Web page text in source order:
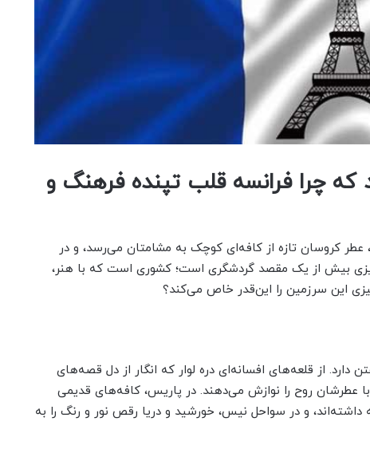
که چرا فرانسه قلب تپنده فرهنگ و
کروسان تازه از کافه‌ای کوچک به مشامتان می‌رسد، و در
بیش از یک مقصد گردشگری است؛ کشوری است که با هنر،
این سرزمین را این‌قدر خاص می‌کند؟
از قلعه‌های افسانه‌ای دره لوار که انگار از دل قصه‌های
عطرشان روح را نوازش می‌دهند. در پاریس، کافه‌های قدیمی
و در سواحل نیس، خورشید و دریا رقص نور و رنگ را به